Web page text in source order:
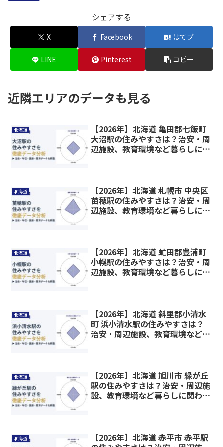
シェアする
X Facebook はてブ
LINE Pinterest コピー
近隣エリアのデータも見る
北海道
【2026年】北海道 亀田郡七飯町
大沼駅の住みやすさは？治安・周
辺施設、教育環境など暮らしに関
北海道
【2026年】北海道 札幌市 中央区
苗穂駅の住みやすさは？治安・周
辺施設、教育環境など暮らしに関
北海道
【2026年】北海道 虻田郡豊浦町
小幌駅の住みやすさは？治安・周
辺施設、教育環境など暮らしに関
北海道
【2026年】北海道 斜里郡小清水
町 浜小清水駅の住みやすさは？
治安・周辺施設、教育環境など暮
北海道
【2026年】北海道 旭川市 緑が丘
駅の住みやすさは？治安・周辺施
設、教育環境など暮らしに関わる
北海道
【2026年】北海道 赤平市 赤平駅